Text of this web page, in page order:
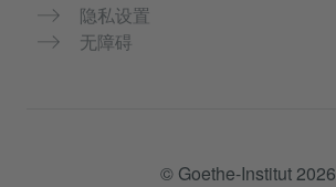
隐私设置
无障碍
© Goethe-Institut 2026